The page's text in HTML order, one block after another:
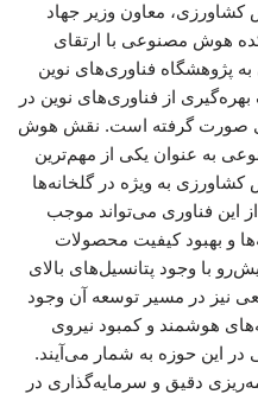
کشاورزی، معاون وزیر جهاد
هوش مصنوعی با ارتقای
پژوهشگاه فناوری‌های نوین
از فناوری‌های نوین در
صورت گرفته است. نقش هوش
به عنوان یکی از مهم‌ترین
به ویژه در گلخانه‌ها
این فناوری می‌تواند موجب
و بهبود کیفیت محصولات
با وجود پتانسیل‌های بالای
نیز در مسیر توسعه آن وجود
هوشمند و کمبود نیروی
این حوزه به شمار می‌آیند.
دقیق و سرمایه‌گذاری در